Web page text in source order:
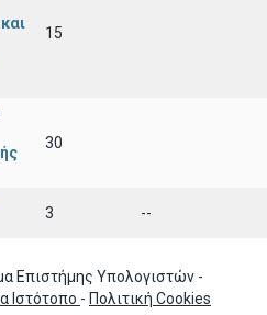
15
30
3 --
Επιστήμης Υπολογιστών -
Ιστότοπο - Πολιτική Cookies